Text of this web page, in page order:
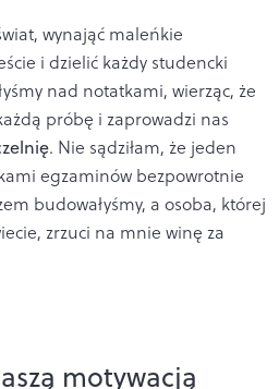
wynająć maleńkie
i dzielić każdy studencki
nad notatkami, wierząc, że
próbę i zaprowadzi nas
. Nie sądziłam, że jeden
egzaminów bezpowrotnie
budowałyśmy, a osoba, której
zrzuci na mnie winę za
motywacją